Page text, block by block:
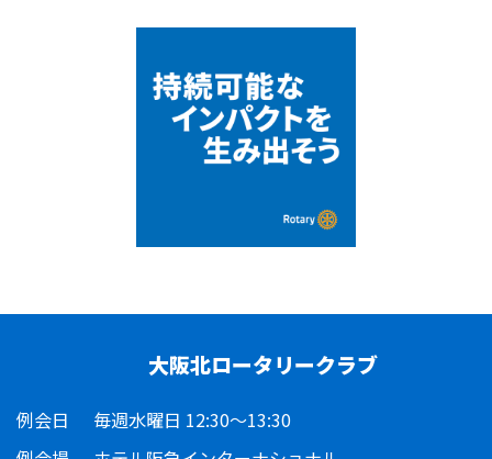
大阪北ロータリークラブ
例会日
毎週水曜日 12:30～13:30